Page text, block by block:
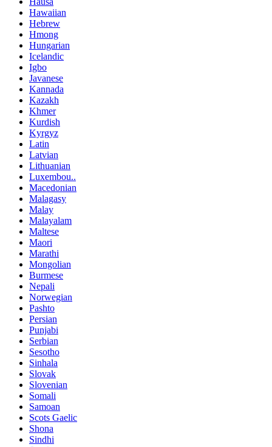
Hawaiian
Hebrew
Hmong
Hungarian
Icelandic
Igbo
Javanese
Kannada
Kazakh
Khmer
Kurdish
Kyrgyz
Latin
Latvian
Lithuanian
Luxembou..
Macedonian
Malagasy
Malay
Malayalam
Maltese
Maori
Marathi
Mongolian
Burmese
Nepali
Norwegian
Pashto
Persian
Punjabi
Serbian
Sesotho
Sinhala
Slovak
Slovenian
Somali
Samoan
Scots Gaelic
Shona
Sindhi